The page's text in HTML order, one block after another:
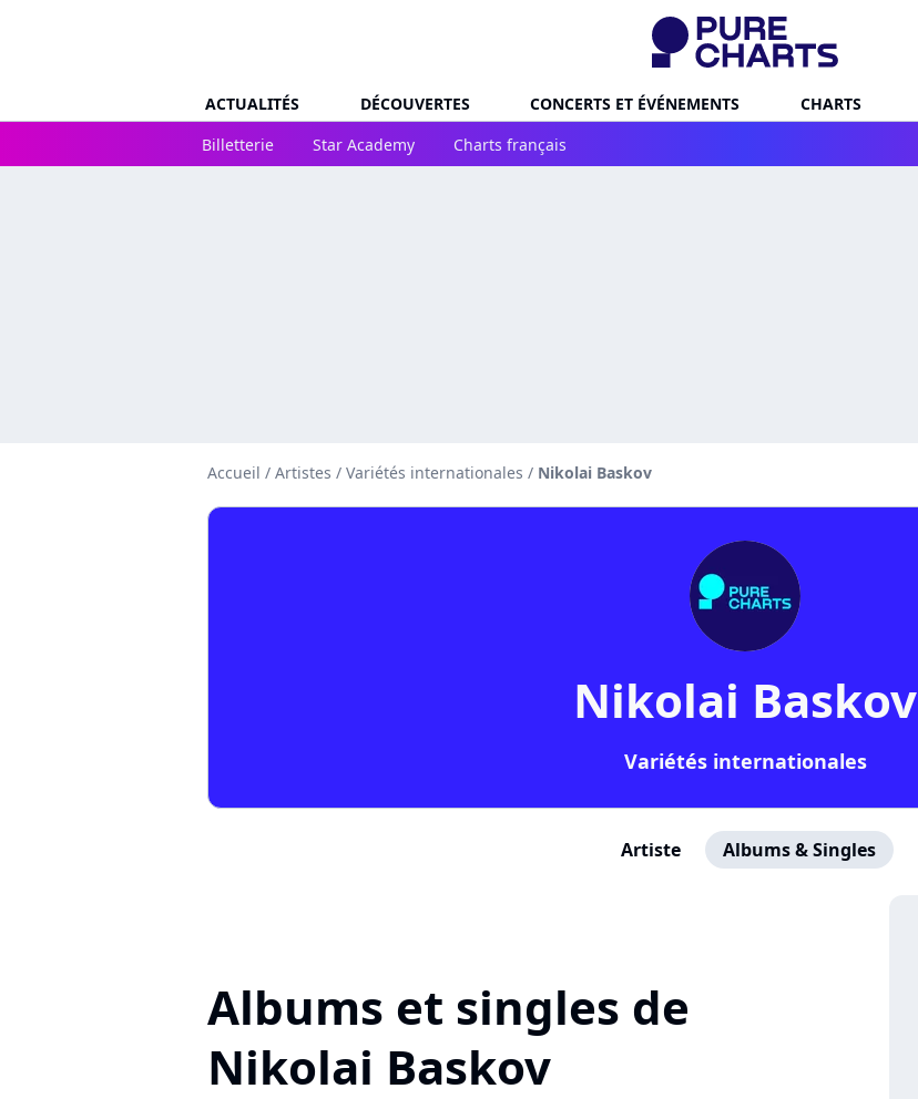
ACTUALITÉS DÉCOUVERTES CONCERTS ET ÉVÉNEMENTS CHARTS
Billetterie
Star Academy Charts français
Accueil / Artistes / Variétés internationales / Nikolai Baskov
Nikolai Baskov
Variétés internationales
Artiste Albums & Singles
Albums et singles de
Nikolai Baskov